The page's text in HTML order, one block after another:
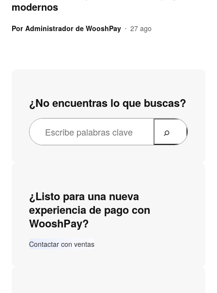
modernos
Por Administrador de WooshPay • 27 ago
¿No encuentras lo que buscas?
¿Listo para una nueva
experiencia de pago con
WooshPay?
Contactar con ventas